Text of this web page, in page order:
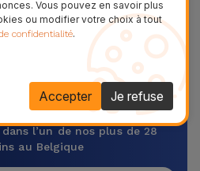
équipement
!
l’un de nos plus de 28
au Belgique
Vous pouvez en savoir plus
ou modifier votre choix à tout
confidentialité.
Je refuse
Accepter